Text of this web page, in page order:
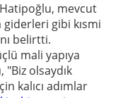
mevcut
gibi kısmi
belirtti.
mali yapıya
olsaydık
kalıcı adımlar